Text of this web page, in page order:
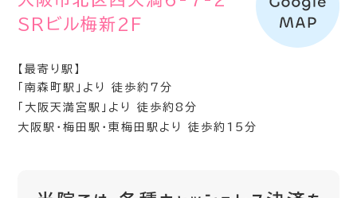
SRビル梅新2F
【最寄り駅】
「南森町駅」より 徒歩約7分
「大阪天満宮駅」より 徒歩約8分
大阪駅・梅田駅・東梅田駅より 徒歩約15分